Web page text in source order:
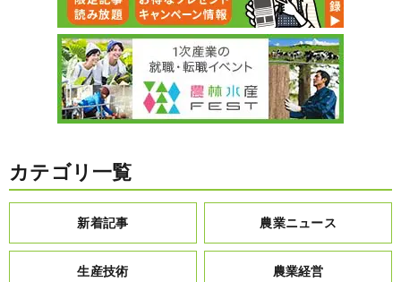
カテゴリ一覧
新着記事 農業ニュース
生産技術 農業経営